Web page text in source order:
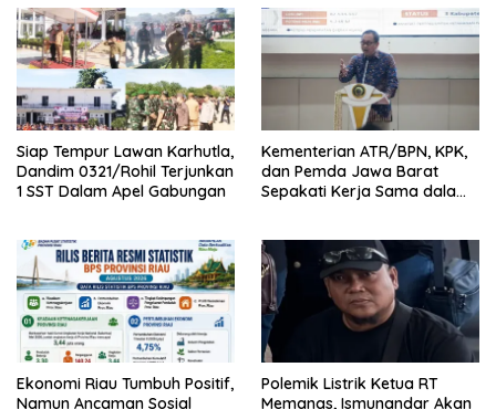
Siap Tempur Lawan Karhutla,
Dandim 0321/Rohil Terjunkan
1 SST Dalam Apel Gabungan
Kementerian ATR/BPN, KPK,
dan Pemda Jawa Barat
Sepakati Kerja Sama dalam
Ekonomi Riau Tumbuh Positif,
Namun Ancaman Sosial
Polemik Listrik Ketua RT
Memanas, Ismunandar Akan